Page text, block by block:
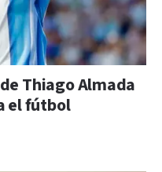
Thiago Almada
el fútbol